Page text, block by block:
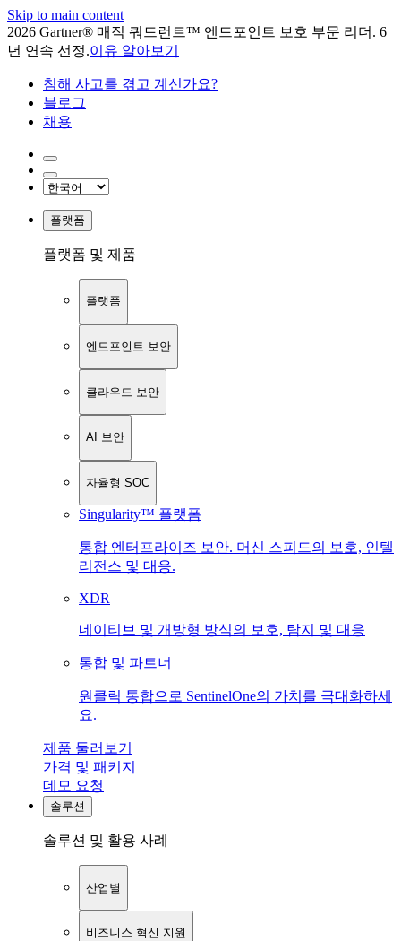
Skip to main content
2026 Gartner® 매직 쿼드런트™ 엔드포인트 보호 부문 리더. 6
년 연속 선정.이유 알아보기
침해 사고를 겪고 계신가요?
블로그
채용
플랫폼
플랫폼 및 제품
플랫폼
엔드포인트 보안
클라우드 보안
AI 보안
자율형 SOC
Singularity™ 플랫폼
통합 엔터프라이즈 보안. 머신 스피드의 보호, 인텔
리전스 및 대응.
XDR
네이티브 및 개방형 방식의 보호, 탐지 및 대응
통합 및 파트너
원클릭 통합으로 SentinelOne의 가치를 극대화하세
요.
제품 둘러보기
가격 및 패키지
데모 요청
솔루션
솔루션 및 활용 사례
산업별
비즈니스 혁신 지원